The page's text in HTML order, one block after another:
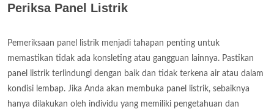
Periksa Panel Listrik
Pemeriksaan panel listrik menjadi tahapan penting untuk
memastikan tidak ada konsleting atau gangguan lainnya. Pastikan
panel listrik terlindungi dengan baik dan tidak terkena air atau dalam
kondisi lembap. Jika Anda akan membuka panel listrik, sebaiknya
hanya dilakukan oleh individu yang memiliki pengetahuan dan